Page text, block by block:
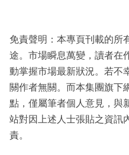
免責聲明：本專頁刊載的所
途。市場瞬息萬變，讀者在
動掌握市場最新狀況。若不
關作者無關。而本集團旗下
點，僅屬筆者個人意見，與
站對因上述人士張貼之資訊
責。